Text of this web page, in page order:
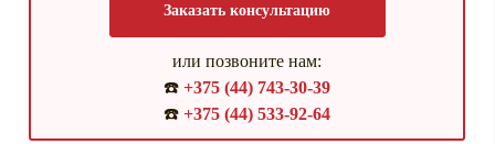
Заказать консультацию
или позвоните нам:
☎️ +375 (44) 743-30-39
☎️ +375 (44) 533-92-64